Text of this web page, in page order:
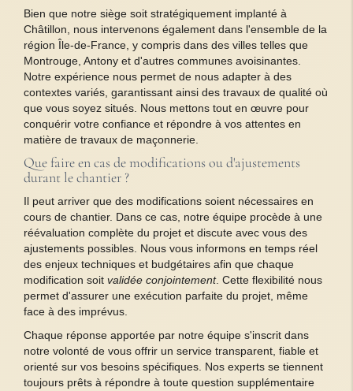
Bien que notre siège soit stratégiquement implanté à
Châtillon, nous intervenons également dans l'ensemble de la
région Île-de-France, y compris dans des villes telles que
Montrouge, Antony et d'autres communes avoisinantes.
Notre expérience nous permet de nous adapter à des
contextes variés, garantissant ainsi des travaux de qualité où
que vous soyez situés. Nous mettons tout en œuvre pour
conquérir votre confiance et répondre à vos attentes en
matière de travaux de maçonnerie.
Que faire en cas de modifications ou d'ajustements
durant le chantier ?
Il peut arriver que des modifications soient nécessaires en
cours de chantier. Dans ce cas, notre équipe procède à une
réévaluation complète du projet et discute avec vous des
ajustements possibles. Nous vous informons en temps réel
des enjeux techniques et budgétaires afin que chaque
modification soit validée conjointement. Cette flexibilité nous
permet d'assurer une exécution parfaite du projet, même
face à des imprévus.
Chaque réponse apportée par notre équipe s'inscrit dans
notre volonté de vous offrir un service transparent, fiable et
orienté sur vos besoins spécifiques. Nos experts se tiennent
toujours prêts à répondre à toute question supplémentaire